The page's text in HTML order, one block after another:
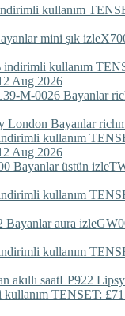
kullanım
indirimli kullanım
Aug 2026
London Bayanlar
kullanım
Aug 2026
kullanım
kullanım
LP922 Lipsy
TENSET: